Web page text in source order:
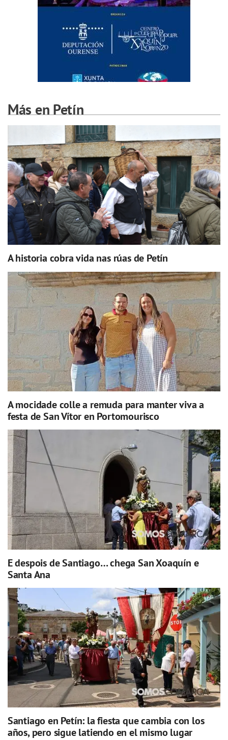
Más en Petín
A historia cobra vida nas rúas de Petín
A mocidade colle a remuda para manter viva a
festa de San Vítor en Portomourisco
E despois de Santiago… chega San Xoaquín e
Santa Ana
Santiago en Petín: la fiesta que cambia con los
años, pero sigue latiendo en el mismo lugar